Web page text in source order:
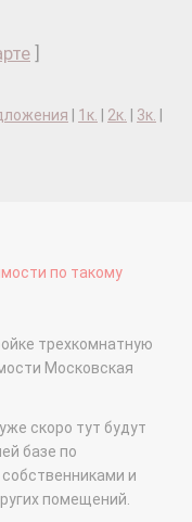
1к. 2к. 3к.
по такому
трехкомнатную
Московская
скоро тут будут
базе по
и
помещений.